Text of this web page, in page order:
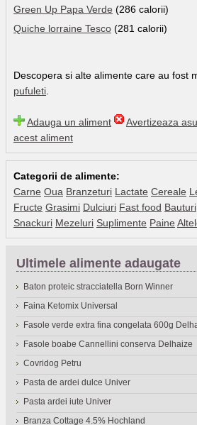
Green Up Papa Verde (286 calorii)
Quiche lorraine Tesco (281 calorii)
Descopera si alte alimente care au fost
pufuleti
Adauga un aliment
Avertizeaza
acest aliment
Categorii de alimente:
Carne Oua Branzeturi Lactate Cereale
Fructe Grasimi Dulciuri Fast food Bauturi
Snackuri Mezeluri Suplimente Paine
Ultimele alimente adaugate
Baton proteic stracciatella Born Winner
Faina Ketomix Universal
Fasole verde extra fina congelata 600g
Fasole boabe Cannellini conserva Delhaize
Covridog Petru
Pasta de ardei dulce Univer
Pasta ardei iute Univer
Branza Cottage 4.5% Hochland